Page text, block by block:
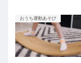
おうち運動あそび